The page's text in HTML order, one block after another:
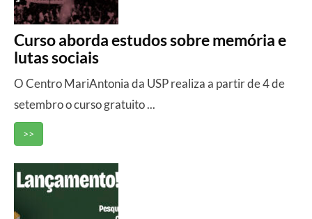
Curso aborda estudos sobre memória e
lutas sociais
O Centro MariAntonia da USP realiza a partir de 4 de
setembro o curso gratuito ...
>>